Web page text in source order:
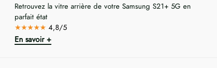
Retrouvez la vitre arrière de votre Samsung S21+ 5G en
parfait état
★★★★★ 4,8/5
En savoir +